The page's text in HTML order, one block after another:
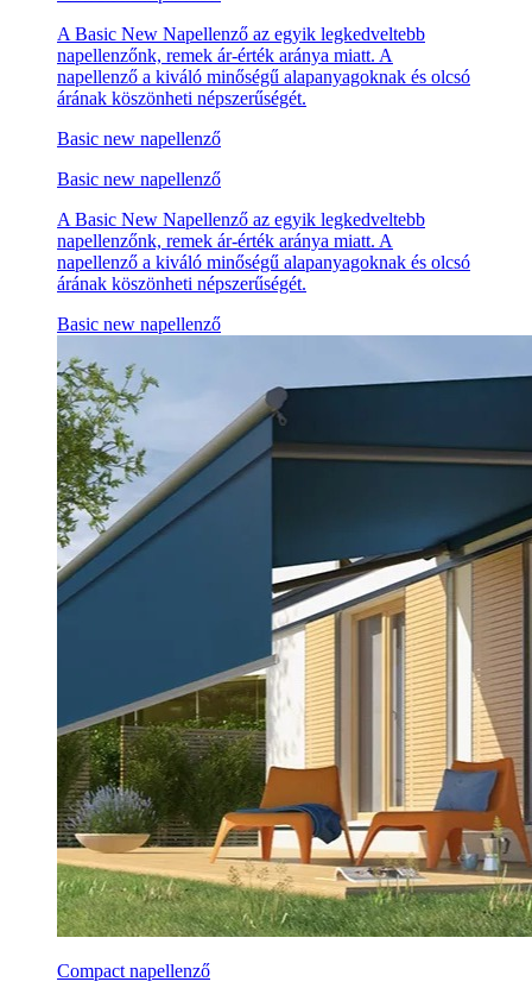
A Basic New Napellenző az egyik legkedveltebb
napellenzőnk, remek ár-érték aránya miatt. A
napellenző a kiváló minőségű alapanyagoknak és olcsó
árának köszönheti népszerűségét.
Basic new napellenző
Basic new napellenző
A Basic New Napellenző az egyik legkedveltebb
napellenzőnk, remek ár-érték aránya miatt. A
napellenző a kiváló minőségű alapanyagoknak és olcsó
árának köszönheti népszerűségét.
Basic new napellenző
Compact napellenző